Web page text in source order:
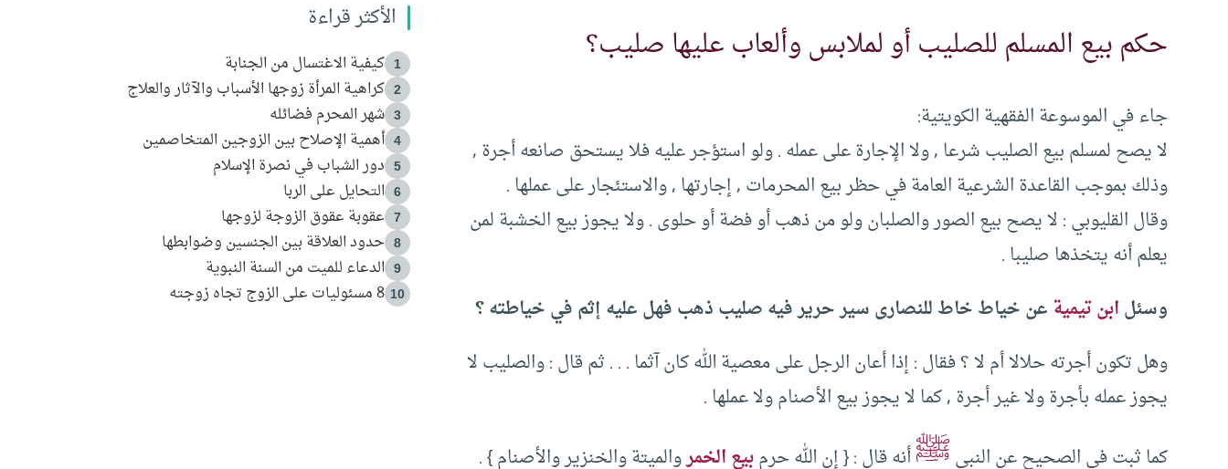
حكم بيع المسلم للصليب أو لملابس وألعاب عليها صليب؟
جاء في الموسوعة الفقهية الكويتية:
لا يصح لمسلم بيع الصليب شرعا , ولا الإجارة على عمله . ولو استؤجر عليه فلا يستحق صانعه أجرة ,
وذلك بموجب القاعدة الشرعية العامة في حظر بيع المحرمات , إجارتها , والاستئجار على عملها .
وقال القليوبي : لا يصح بيع الصور والصلبان ولو من ذهب أو فضة أو حلوى . ولا يجوز بيع الخشبة لمن
يعلم أنه يتخذها صليبا .
وسئلابن تيميةعن خياط خاط للنصارى سير حرير فيه صليب ذهب فهل عليه إثم في خياطته ؟
وهل تكون أجرته حلالا أم لا ؟ فقال : إذا أعان الرجل على معصية الله كان آثما . . . ثم قال : والصليب لا
يجوز عمله بأجرة ولا غير أجرة , كما لا يجوز بيع الأصنام ولا عملها .
كما ثبت في الصحيح عن النبيﷺأنه قال : { إن الله حرمبيع الخمروالميتة والخنزير والأصنام } .
الأكثر قراءة
1 كيفية الاغتسال من الجنابة
2 كراهية المرأة زوجها الأسباب والآثار والعلاج
3 شهر المحرم فضائله
4 أهمية الإصلاح بين الزوجين المتخاصمين
5 دور الشباب في نصرة الإسلام
6 التحايل على الربا
7 عقوبة عقوق الزوجة لزوجها
8 حدود العلاقة بين الجنسين وضوابطها
9 الدعاء للميت من السنة النبوية
10 8 مسئوليات على الزوج تجاه زوجته